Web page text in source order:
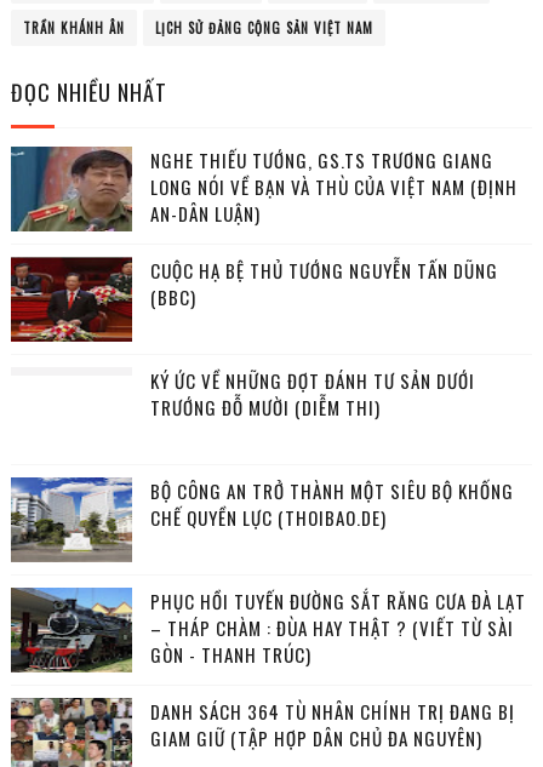
TRẦN KHÁNH ÂN LỊCH SỬ ĐẢNG CỘNG SẢN VIỆT NAM
ĐỌC NHIỀU NHẤT
NGHE THIẾU TƯỚNG, GS.TS TRƯƠNG GIANG
LONG NÓI VỀ BẠN VÀ THÙ CỦA VIỆT NAM (ĐỊNH
AN-DÂN LUẬN)
CUỘC HẠ BỆ THỦ TƯỚNG NGUYỄN TẤN DŨNG
(BBC)
KÝ ỨC VỀ NHỮNG ĐỢT ĐÁNH TƯ SẢN DƯỚI
TRƯỚNG ĐỖ MƯỜI (DIỄM THI)
BỘ CÔNG AN TRỞ THÀNH MỘT SIÊU BỘ KHỐNG
CHẾ QUYỀN LỰC (THOIBAO.DE)
PHỤC HỒI TUYẾN ĐƯỜNG SẮT RĂNG CƯA ĐÀ LẠT
– THÁP CHÀM : ĐÙA HAY THẬT ? (VIẾT TỪ SÀI
GÒN - THANH TRÚC)
DANH SÁCH 364 TÙ NHÂN CHÍNH TRỊ ĐANG BỊ
GIAM GIỮ (TẬP HỢP DÂN CHỦ ĐA NGUYÊN)